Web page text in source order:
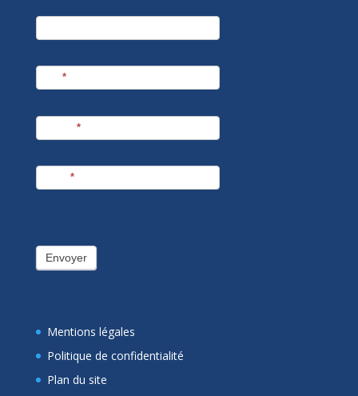
newsletter
*
*
*
Envoyer
Mentions légales
Politique de confidentialité
Plan du site